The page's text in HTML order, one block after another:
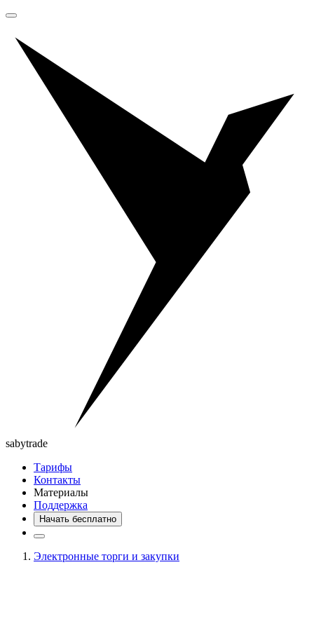
sabytrade
Тарифы
Контакты
Материалы
Поддержка
Начать бесплатно
Электронные торги и закупки